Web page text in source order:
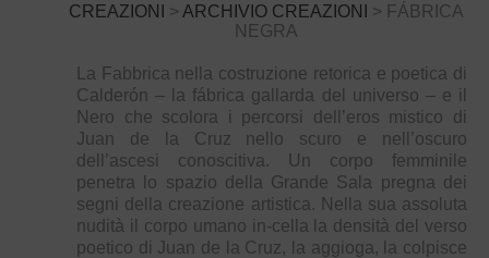
CREAZIONI > ARCHIVIO CREAZIONI
> FÁBRICA
NEGRA
La Fabbrica nella costruzione retorica e poetica di
Calderón – la fábrica gallarda del universo – e il
Nero che scolora i percorsi dell’eros mistico di
Juan de la Cruz nello scuro e nell’oscuro
dell’ascesi conoscitiva. Un corpo femminile
penetra lo spazio della Grande Sala pregna dei
segni della creazione artistica. Nella sua assoluta
nudità il corpo umano in-cella la densità del verso
poetico di Juan de la Cruz, la aggioga, la colpisce